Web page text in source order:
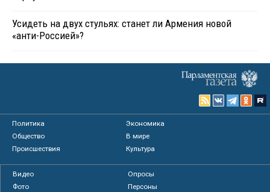
Усидеть на двух стульях: станет ли Армения новой
«анти-Россией»?
Политика
Экономика
Общество
В мире
Происшествия
Культура
Видео
Опросы
Фото
Персоны